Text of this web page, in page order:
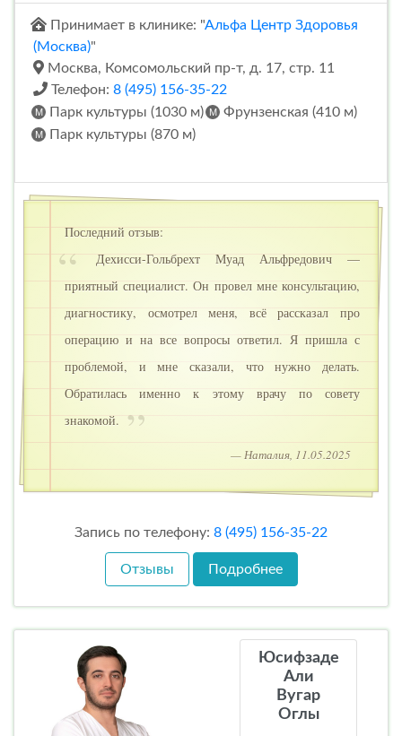
Принимает в клинике: "Альфа Центр Здоровья
(Москва)"
Москва, Комсомольский пр-т, д. 17, стр. 11
Телефон: 8 (495) 156-35-22
Парк культуры (1030 м)
Фрунзенская (410 м)
Парк культуры (870 м)
Последний отзыв:
Дехисси-Гольбрехт Муад Альфредович —
приятный специалист. Он провел мне консультацию,
диагностику, осмотрел меня, всё рассказал про
операцию и на все вопросы ответил. Я пришла с
проблемой, и мне сказали, что нужно делать.
Обратилась именно к этому врачу по совету
знакомой.
— Наталия, 11.05.2025
Запись по телефону: 8 (495) 156-35-22
Отзывы Подробнее
Юсифзаде
Али
Вугар
Оглы